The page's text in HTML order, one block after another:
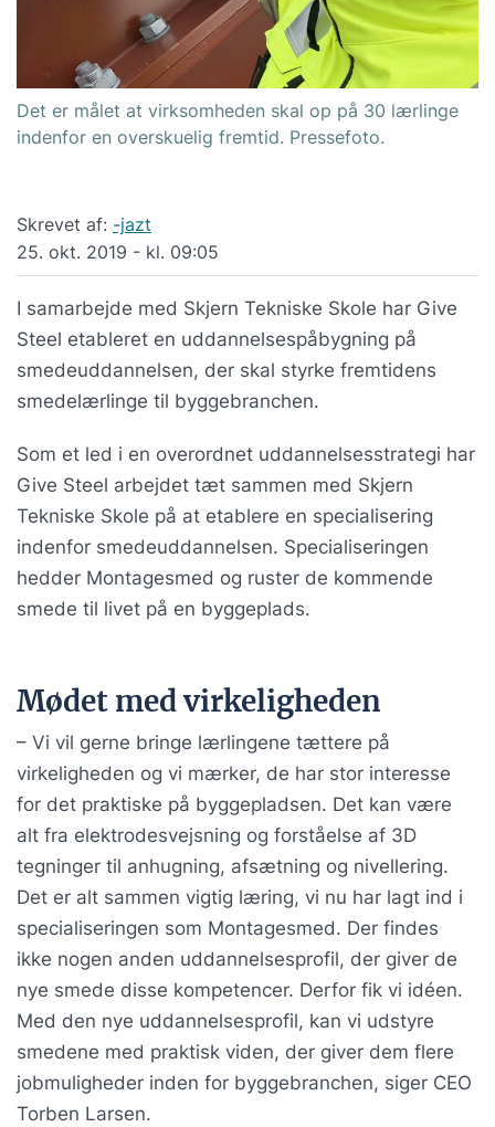
Det er målet at virksomheden skal op på 30 lærlinge
indenfor en overskuelig fremtid. Pressefoto.
Skrevet af: -jazt
25. okt. 2019 - kl. 09:05
I samarbejde med Skjern Tekniske Skole har Give
Steel etableret en uddannelsespåbygning på
smedeuddannelsen, der skal styrke fremtidens
smedelærlinge til byggebranchen.
Som et led i en overordnet uddannelsesstrategi har
Give Steel arbejdet tæt sammen med Skjern
Tekniske Skole på at etablere en specialisering
indenfor smedeuddannelsen. Specialiseringen
hedder Montagesmed og ruster de kommende
smede til livet på en byggeplads.
Mødet med virkeligheden
– Vi vil gerne bringe lærlingene tættere på
virkeligheden og vi mærker, de har stor interesse
for det praktiske på byggepladsen. Det kan være
alt fra elektrodesvejsning og forståelse af 3D
tegninger til anhugning, afsætning og nivellering.
Det er alt sammen vigtig læring, vi nu har lagt ind i
specialiseringen som Montagesmed. Der findes
ikke nogen anden uddannelsesprofil, der giver de
nye smede disse kompetencer. Derfor fik vi idéen.
Med den nye uddannelsesprofil, kan vi udstyre
smedene med praktisk viden, der giver dem flere
jobmuligheder inden for byggebranchen, siger CEO
Torben Larsen.